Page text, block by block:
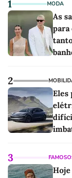
1 MODA
As
para
2
Eles
3